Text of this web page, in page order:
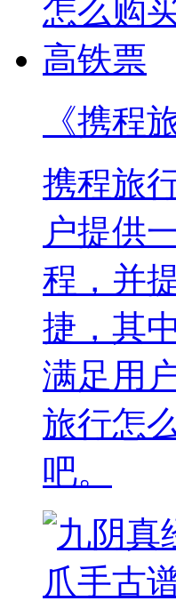
《携程
携程旅
户提供
程，并
捷，其
满足用
旅行怎
吧。